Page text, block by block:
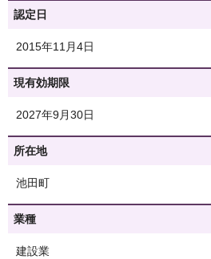
認定日
2015年11月4日
現有効期限
2027年9月30日
所在地
池田町
業種
建設業